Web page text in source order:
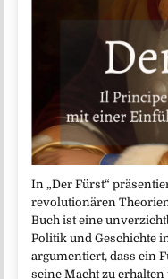
In „Der Fürst“
revolutionären
Buch ist eine
Politik und Geschichte
argumentiert, dass ein
seine Macht zu